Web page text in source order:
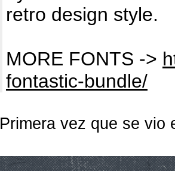
retro design style.
MORE FONTS ->
fontastic-bundle/
Primera vez que se vio